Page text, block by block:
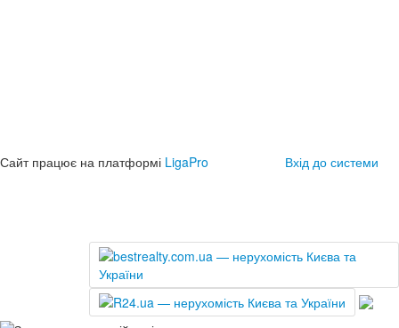
Сайт працює на платформі LigaPro Вхід до системи